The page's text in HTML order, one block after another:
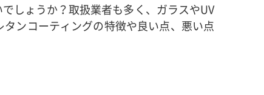
しょうか？取扱業者も多く、ガラスやUV
ンコーティングの特徴や良い点、悪い点